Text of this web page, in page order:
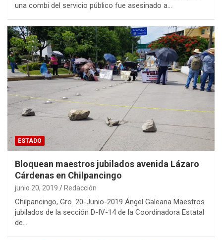
una combi del servicio público fue asesinado a…
ESTADO
Bloquean maestros jubilados avenida Lázaro
Cárdenas en Chilpancingo
junio 20, 2019 Redacción
Chilpancingo, Gro. 20-Junio-2019 Ángel Galeana Maestros
jubilados de la sección D-IV-14 de la Coordinadora Estatal
de…